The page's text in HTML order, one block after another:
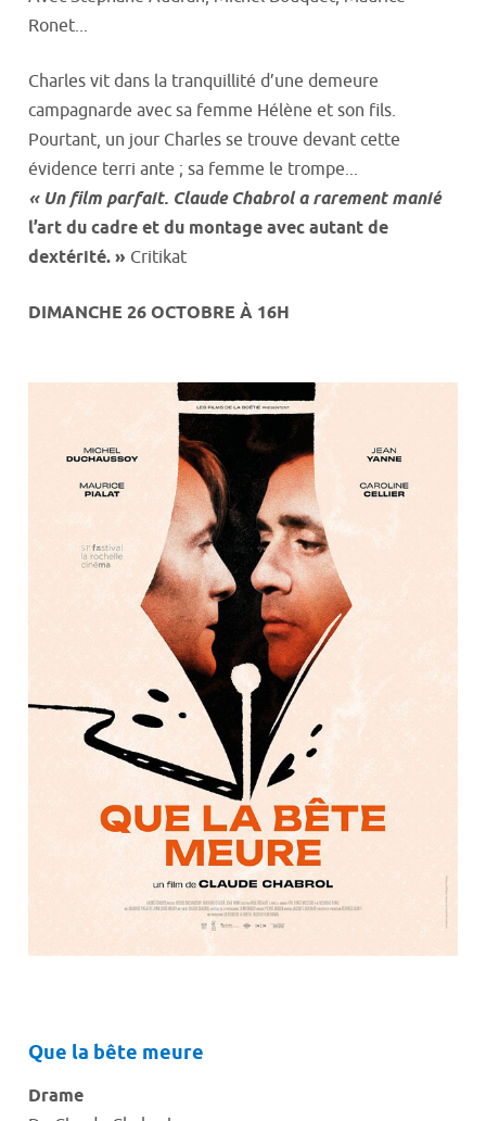
Ronet...
Charles vit dans la tranquillité d’une demeure
campagnarde avec sa femme Hélène et son fils.
Pourtant, un jour Charles se trouve devant cette
évidence terri ante ; sa femme le trompe...
« Un film parfait. Claude Chabrol a rarement manié
l’art du cadre et du montage avec autant de
dextérité. » Critikat
DIMANCHE 26 OCTOBRE À 16H
Que la bête meure
Drame